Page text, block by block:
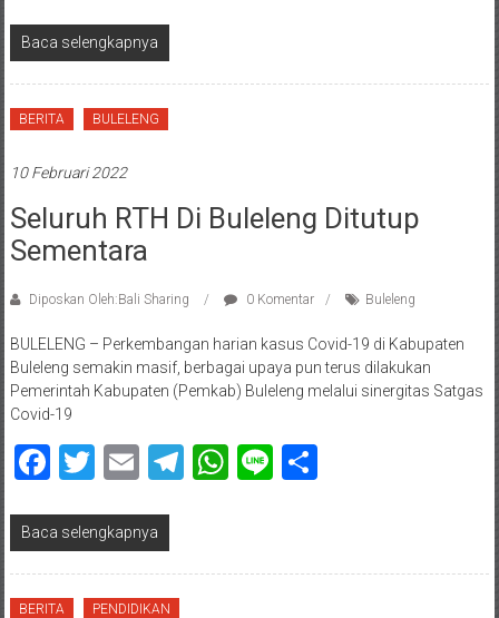
Baca selengkapnya
BERITA BULELENG
10 Februari 2022
Seluruh RTH Di Buleleng Ditutup
Sementara
Diposkan Oleh:Bali Sharing 0 Komentar Buleleng
BULELENG – Perkembangan harian kasus Covid-19 di Kabupaten
Buleleng semakin masif, berbagai upaya pun terus dilakukan
Pemerintah Kabupaten (Pemkab) Buleleng melalui sinergitas Satgas
Covid-19
Facebook
Twitter
EmailTelegram
WhatsApp
LineShare
Baca selengkapnya
BERITA PENDIDIKAN